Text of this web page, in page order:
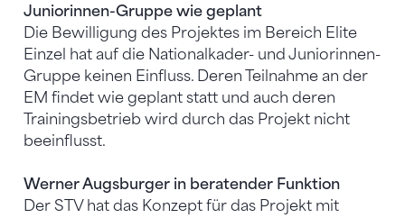
Juniorinnen-Gruppe wie geplant
Die Bewilligung des Projektes im Bereich Elite
Einzel hat auf die Nationalkader- und Juniorinnen-
Gruppe keinen Einfluss. Deren Teilnahme an der
EM findet wie geplant statt und auch deren
Trainingsbetrieb wird durch das Projekt nicht
beeinflusst.
Werner Augsburger in beratender Funktion
Der STV hat das Konzept für das Projekt mit